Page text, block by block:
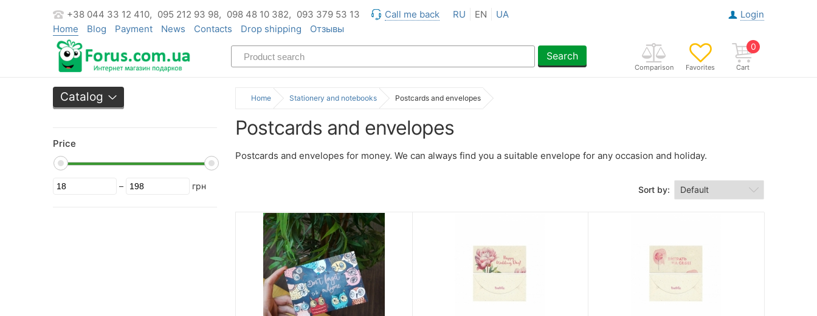
+38 044 33 12 410, 095 212 93 98, 098 48 10 382, 093 379 53 13 Call me back RU EN UA
Login
Home
Blog Payment News Contacts Drop shipping Отзывы
0
Cart
Favorites
Comparison
Search
Catalog
Price
– грн
Home Stationery and notebooks Postcards and envelopes
Postcards and envelopes
Postcards and envelopes for money. We can always find you a suitable envelope for any occasion and holiday.
Sort by: